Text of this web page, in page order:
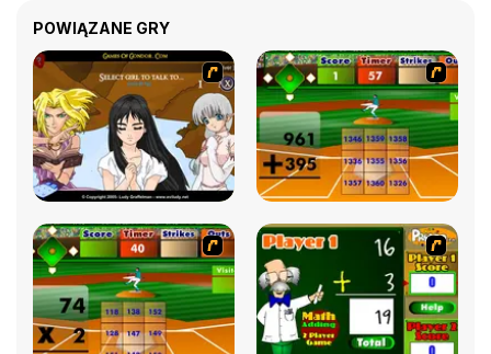
POWIĄZANE GRY